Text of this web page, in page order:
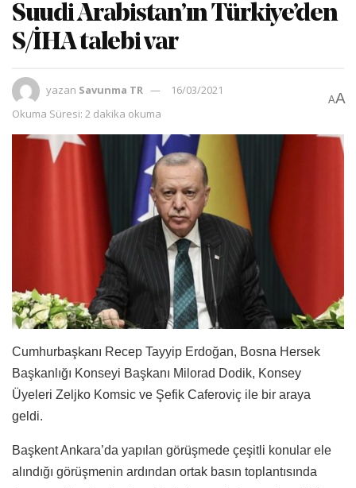
Suudi Arabistan’ın Türkiye’den
S/İHA talebi var
yazan Savunma TR
16/03/2021
Okuma Süresi: 2 dakika okuma
AA
Cumhurbaşkanı Recep Tayyip Erdoğan, Bosna Hersek
Başkanlığı Konseyi Başkanı Milorad Dodik, Konsey
Üyeleri Zeljko Komsic ve Şefik Caferoviç ile bir araya
geldi.
Başkent Ankara’da yapılan görüşmede çeşitli konular ele
alındığı görüşmenin ardından ortak basın toplantısında